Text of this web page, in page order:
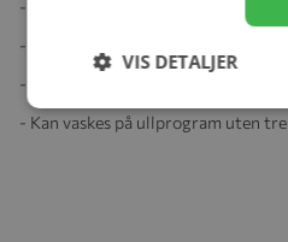
- Bomull og lyrex mix
- Treplate
- Polyester fyll
- Kan vaskes på ullprogram uten
VIS DETALJER